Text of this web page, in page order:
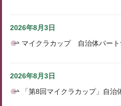
2026年8月3日
マイクラカップ 自治体パート
2026年8月3日
「第8回マイクラカップ」自